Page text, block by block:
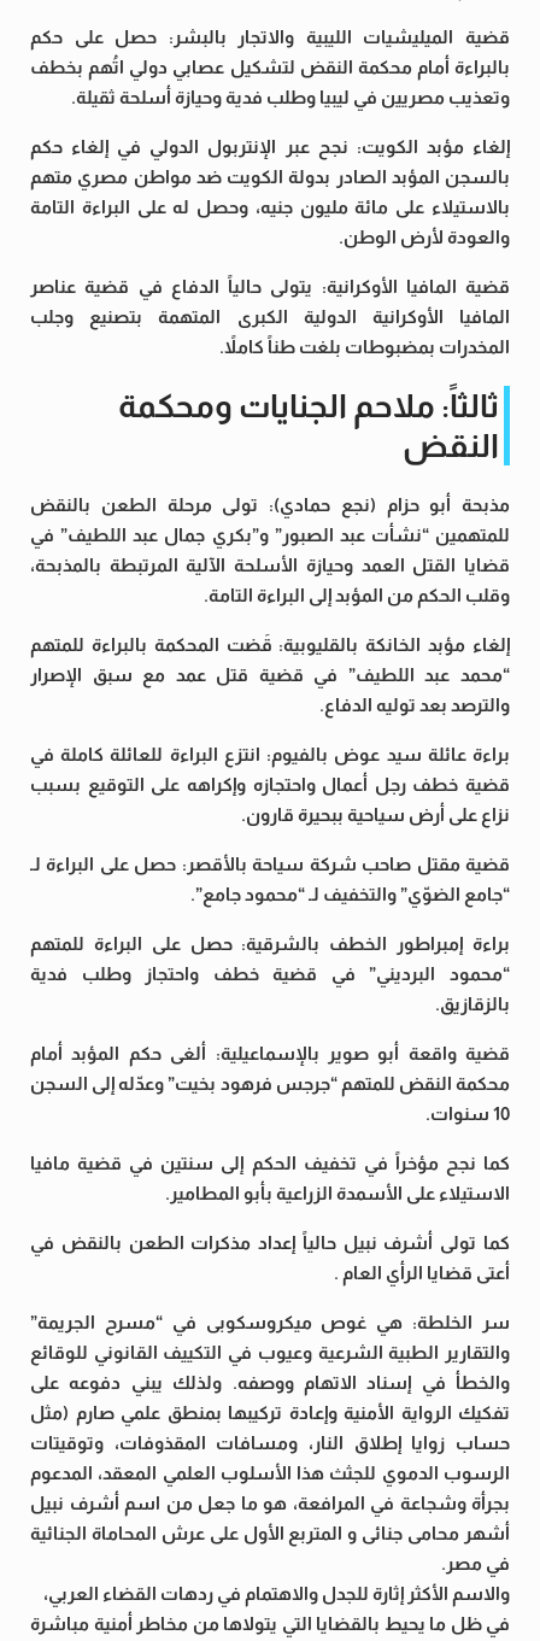
قضية الميليشيات الليبية والاتجار بالبشر: حصل على حكم
بالبراءة أمام محكمة النقض لتشكيل عصابي دولي اتُهم بخطف
وتعذيب مصريين في ليبيا وطلب فدية وحيازة أسلحة ثقيلة.
إلغاء مؤبد الكويت: نجح عبر الإنتربول الدولي في إلغاء حكم
بالسجن المؤبد الصادر بدولة الكويت ضد مواطن مصري متهم
بالاستيلاء على مائة مليون جنيه، وحصل له على البراءة التامة
والعودة لأرض الوطن.
قضية المافيا الأوكرانية: يتولى حالياً الدفاع في قضية عناصر
المافيا الأوكرانية الدولية الكبرى المتهمة بتصنيع وجلب
المخدرات بمضبوطات بلغت طناً كاملاً.
ثالثاً: ملاحم الجنايات ومحكمة
النقض
مذبحة أبو حزام (نجع حمادي): تولى مرحلة الطعن بالنقض
للمتهمين “نشأت عبد الصبور” و”بكري جمال عبد اللطيف” في
قضايا القتل العمد وحيازة الأسلحة الآلية المرتبطة بالمذبحة،
وقلب الحكم من المؤبد إلى البراءة التامة.
إلغاء مؤبد الخانكة بالقليوبية: قَضت المحكمة بالبراءة للمتهم
“محمد عبد اللطيف” في قضية قتل عمد مع سبق الإصرار
والترصد بعد توليه الدفاع.
براءة عائلة سيد عوض بالفيوم: انتزع البراءة للعائلة كاملة في
قضية خطف رجل أعمال واحتجازه وإكراهه على التوقيع بسبب
نزاع على أرض سياحية ببحيرة قارون.
قضية مقتل صاحب شركة سياحة بالأقصر: حصل على البراءة لـ
“جامع الضوّي” والتخفيف لـ “محمود جامع”.
براءة إمبراطور الخطف بالشرقية: حصل على البراءة للمتهم
“محمود البرديني” في قضية خطف واحتجاز وطلب فدية
بالزقازيق.
قضية واقعة أبو صوير بالإسماعيلية: ألغى حكم المؤبد أمام
محكمة النقض للمتهم “جرجس فرهود بخيت” وعدّله إلى السجن
10 سنوات.
كما نجح مؤخراً في تخفيف الحكم إلى سنتين في قضية مافيا
الاستيلاء على الأسمدة الزراعية بأبو المطامير.
كما تولى أشرف نبيل حالياً إعداد مذكرات الطعن بالنقض في
أعتى قضايا الرأي العام .
سر الخلطة: هي غوص ميكروسكوبى في “مسرح الجريمة”
والتقارير الطبية الشرعية وعيوب في التكييف القانوني للوقائع
والخطأ في إسناد الاتهام ووصفه. ولذلك يبني دفوعه على
تفكيك الرواية الأمنية وإعادة تركيبها بمنطق علمي صارم (مثل
حساب زوايا إطلاق النار، ومسافات المقذوفات، وتوقيتات
الرسوب الدموي للجثث هذا الأسلوب العلمي المعقد، المدعوم
بجرأة وشجاعة في المرافعة، هو ما جعل من اسم أشرف نبيل
أشهر محامى جنائى و المتربع الأول على عرش المحاماة الجنائية
في مصر.
والاسم الأكثر إثارة للجدل والاهتمام في ردهات القضاء العربي،
في ظل ما يحيط بالقضايا التي يتولاها من مخاطر أمنية مباشرة